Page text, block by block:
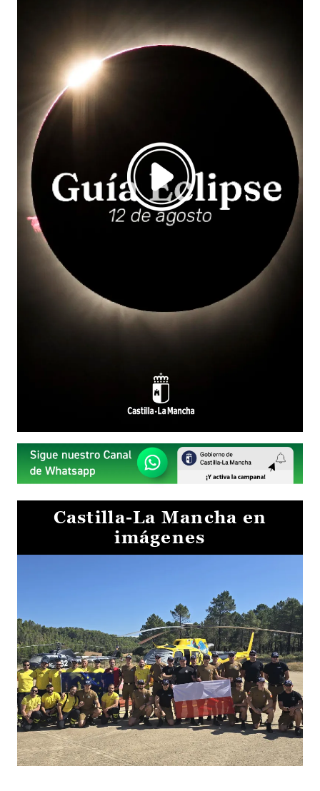
Castilla-La Mancha en
imágenes